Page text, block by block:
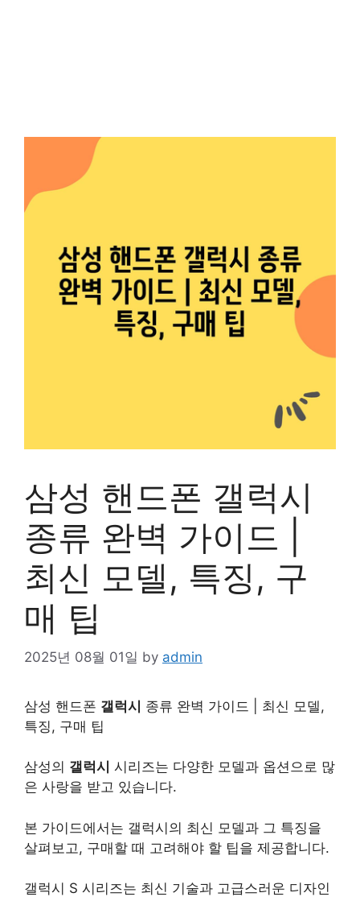
삼성 핸드폰 갤럭시
종류 완벽 가이드 |
최신 모델, 특징, 구
매 팁
2025년 08월 01일 by admin
삼성 핸드폰 갤럭시 종류 완벽 가이드 | 최신 모델,
특징, 구매 팁
삼성의 갤럭시 시리즈는 다양한 모델과 옵션으로 많
은 사랑을 받고 있습니다.
본 가이드에서는 갤럭시의 최신 모델과 그 특징을
살펴보고, 구매할 때 고려해야 할 팁을 제공합니다.
갤럭시 S 시리즈는 최신 기술과 고급스러운 디자인